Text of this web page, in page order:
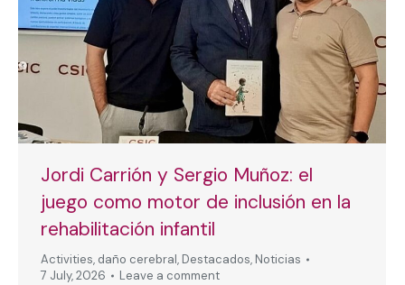
Jordi Carrión y Sergio Muñoz: el
juego como motor de inclusión en la
rehabilitación infantil
Activities, daño cerebral, Destacados, Noticias
7 July, 2026
Leave a comment